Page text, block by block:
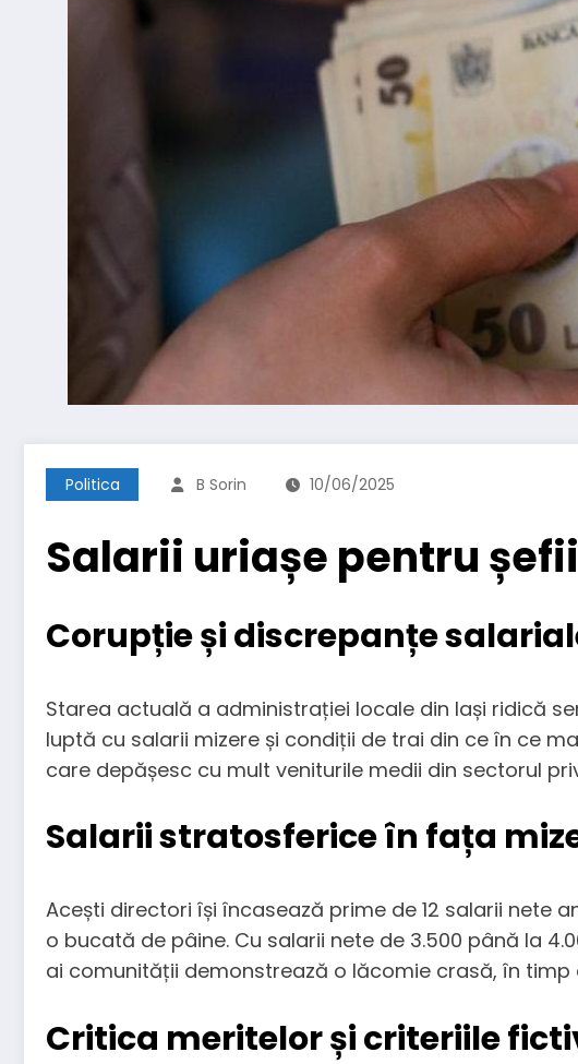
Politica B Sorin 10/06/2025
Salarii uriașe pentru
Corupție și discrepanțe
Starea actuală a administrației locale din Iași ridică
luptă cu salarii mizere și condiții de trai din ce în ce
care depășesc cu mult veniturile medii din sectorul
Salarii stratosferice în fața
Acești directori își încasează prime de 12 salarii nete
o bucată de pâine. Cu salarii nete de 3.500 până la
ai comunității demonstrează o lăcomie crasă, în timp
Critica meritelor și criteriile